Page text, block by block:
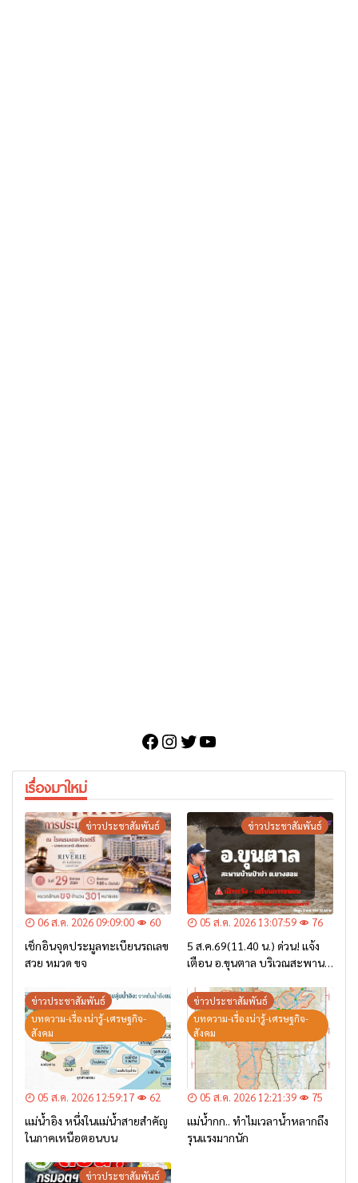
Facebook
Instagram
Twitter
YouTube
เรื่องมาใหม่
ข่าวประชาสัมพันธ์
06 ส.ค. 2026 09:09:00 60
เช็กอินจุดประมูลทะเบียนรถเลข
สวย หมวด ขจ
ข่าวประชาสัมพันธ์
05 ส.ค. 2026 13:07:59 76
5 ส.ค.69(11.40 น.) ด่วน! แจ้ง
เตือน อ.ขุนตาล บริเวณสะพาน
– เตรียมการอพยพ”
ข่าวประชาสัมพันธ์
บทความ-เรื่องน่ารู้-เศรษฐกิจ-
สังคม
05 ส.ค. 2026 12:59:17 62
แม่น้ำอิง หนึ่งในแม่น้ำสายสำคัญ
ในภาคเหนือตอนบน
ข่าวประชาสัมพันธ์
บทความ-เรื่องน่ารู้-เศรษฐกิจ-
สังคม
05 ส.ค. 2026 12:21:39 75
แม่น้ำกก.. ทำไมเวลาน้ำหลากถึง
รุนแรงมากนัก
ข่าวประชาสัมพันธ์